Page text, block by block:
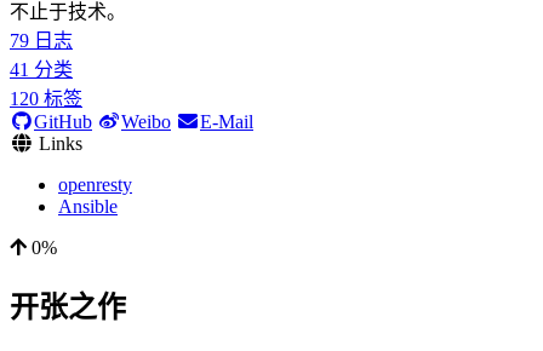
不止于技术。
79 日志
41 分类
120 标签
GitHub
Weibo
E-Mail
Links
openresty
Ansible
0%
开张之作